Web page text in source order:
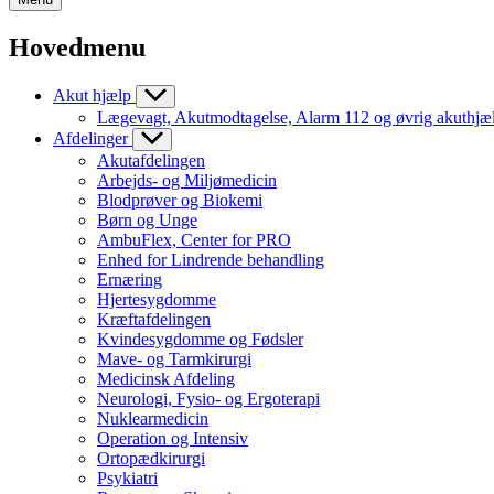
Hovedmenu
Akut hjælp
Lægevagt, Akutmodtagelse, Alarm 112 og øvrig
Afdelinger
Akutafdelingen
Arbejds- og Miljømedicin
Blodprøver og Biokemi
Børn og Unge
AmbuFlex, Center for PRO
Enhed for Lindrende behandling
Ernæring
Hjertesygdomme
Kræftafdelingen
Kvindesygdomme og Fødsler
Mave- og Tarmkirurgi
Medicinsk Afdeling
Neurologi, Fysio- og Ergoterapi
Nuklearmedicin
Operation og Intensiv
Ortopædkirurgi
Psykiatri